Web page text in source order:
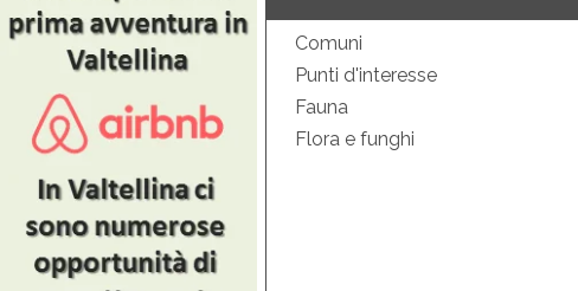
Comuni
Punti d'interesse
Fauna
Flora e funghi